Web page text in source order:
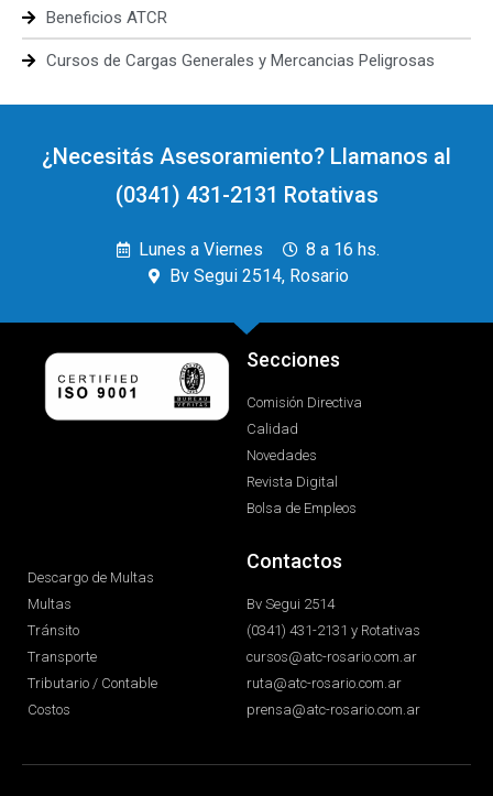
Beneficios ATCR
Cursos de Cargas Generales y Mercancias Peligrosas
¿Necesitás Asesoramiento? Llamanos al
(0341) 431-2131 Rotativas
Lunes a Viernes
8 a 16 hs.
Bv Segui 2514, Rosario
Secciones
Comisión Directiva
Calidad
Novedades
Revista Digital
Bolsa de Empleos
Descargo de Multas
Multas
Tránsito
Transporte
Tributario / Contable
Costos
Contactos
Bv Segui 2514
(0341) 431-2131 y Rotativas
cursos@atc-rosario.com.ar
ruta@atc-rosario.com.ar
prensa@atc-rosario.com.ar